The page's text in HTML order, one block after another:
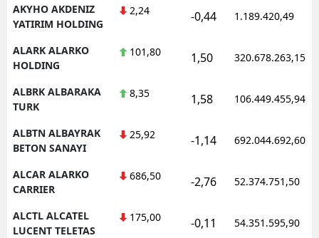
AKYHO AKDENIZ
YATIRIM HOLDING
2,24 -0,44 1.189.420,49
ALARK ALARKO
HOLDING
101,80 1,50 320.678.263,15
ALBRK ALBARAKA
TURK
8,35 1,58 106.449.455,94
ALBTN ALBAYRAK
BETON SANAYI
25,92 -1,14 692.044.692,60
ALCAR ALARKO
CARRIER
686,50 -2,76 52.374.751,50
ALCTL ALCATEL
LUCENT TELETAS
175,00 -0,11 54.351.595,90